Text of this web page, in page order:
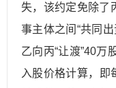
失，该约定免除了
事主体之间“共同
乙向丙“让渡”40万
入股价格计算，即